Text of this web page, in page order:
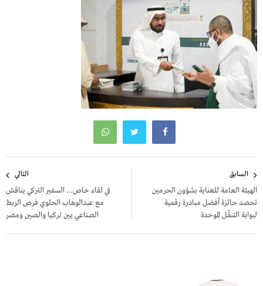
المقالات
السابق
الهيئة العامة للعناية بشؤون الحرمين
تحصد جائزة أفضل مبادرة رقمية
لبوابة التنقّل الموحدة
التالي
في لقاء خاص… السفير التركي يناقش
مع عبدالوهاب الحلوي فرص الربط
الصناعي بين تركيا والصين ومصر